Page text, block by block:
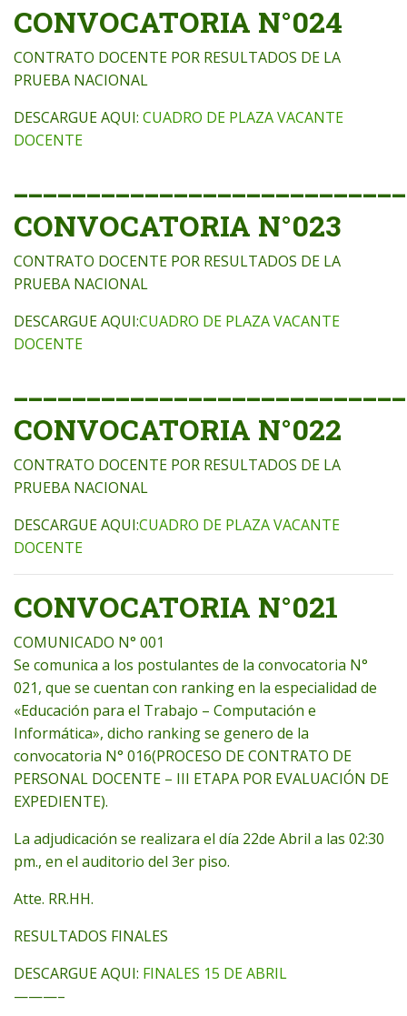
CONVOCATORIA N°024
CONTRATO DOCENTE POR RESULTADOS DE LA
PRUEBA NACIONAL
DESCARGUE AQUI: CUADRO DE PLAZA VACANTE
DOCENTE
CONVOCATORIA N°023
CONTRATO DOCENTE POR RESULTADOS DE LA
PRUEBA NACIONAL
DESCARGUE AQUI:CUADRO DE PLAZA VACANTE
DOCENTE
CONVOCATORIA N°022
CONTRATO DOCENTE POR RESULTADOS DE LA
PRUEBA NACIONAL
DESCARGUE AQUI:CUADRO DE PLAZA VACANTE
DOCENTE
CONVOCATORIA N°021
COMUNICADO N° 001
Se comunica a los postulantes de la convocatoria N°
021, que se cuentan con ranking en la especialidad de
«Educación para el Trabajo – Computación e
Informática», dicho ranking se genero de la
convocatoria N° 016(PROCESO DE CONTRATO DE
PERSONAL DOCENTE – III ETAPA POR EVALUACIÓN DE
EXPEDIENTE).
La adjudicación se realizara el día 22de Abril a las 02:30
pm., en el auditorio del 3er piso.
Atte. RR.HH.
RESULTADOS FINALES
DESCARGUE AQUI: FINALES 15 DE ABRIL
———–